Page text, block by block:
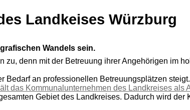
Landkeises Würzburg
Wandels sein.
denn mit der Betreuung ihrer Angehörigen im
Bedarf an professionellen Betreuungsplätzen steigt.
das Kommunalunternehmen des Landkreises als
Gebiet des Landkreises. Dadurch wird der